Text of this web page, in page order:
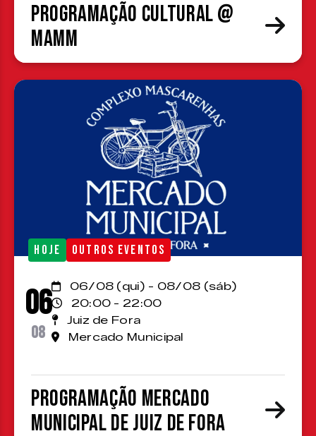
Programação cultural @
MAMM
HOJE OUTROS EVENTOS
06
08
06/08 (qui) - 08/08 (sáb)
20:00 - 22:00
Juiz de Fora
Mercado Municipal
Programação Mercado
Municipal de Juiz de Fora